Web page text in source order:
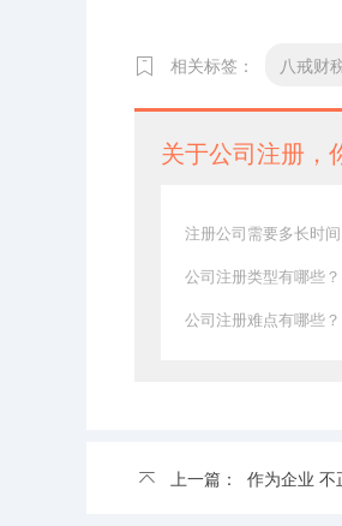
相关标签： 八戒财
关于公司注册，
注册公司需要多长时间
公司注册类型有哪些？
公司注册难点有哪些？
上一篇： 作为企业 不